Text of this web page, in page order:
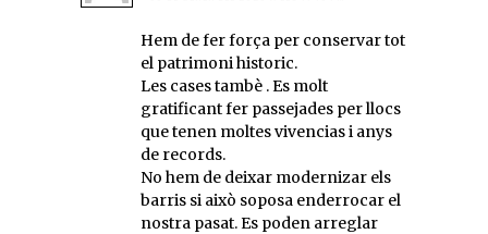
Hem de fer força per conservar tot
el patrimoni historic.
Les cases tambè . Es molt
gratificant fer passejades per llocs
que tenen moltes vivencias i anys
de records.
No hem de deixar modernizar els
barris si això soposa enderrocar el
nostra pasat. Es poden arreglar